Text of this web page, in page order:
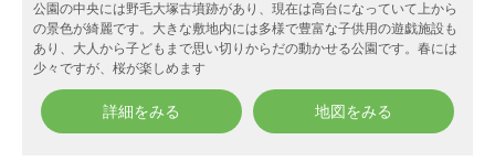
公園の中央には野毛大塚古墳跡があり、現在は高台になっていて上から
の景色が綺麗です。大きな敷地内には多様で豊富な子供用の遊戯施設も
あり、大人から子どもまで思い切りからだの動かせる公園です。春には
少々ですが、桜が楽しめます
詳細をみる 地図をみる